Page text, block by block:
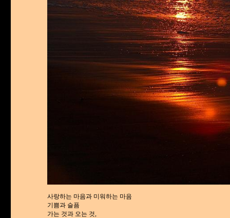
사랑하는 마음과 미워하는 마음
기쁨과 슬픔
가는 것과 오는 것,